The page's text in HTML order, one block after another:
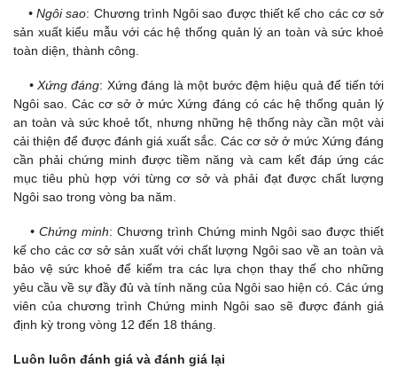
• Ngôi sao: Chương trình Ngôi sao được thiết kế cho các cơ sở
sản xuất kiểu mẫu với các hệ thống quản lý an toàn và sức khoẻ
toàn diện, thành công.
• Xứng đáng: Xứng đáng là một bước đệm hiệu quả để tiến tới
Ngôi sao. Các cơ sở ở mức Xứng đáng có các hệ thống quản lý
an toàn và sức khoẻ tốt, nhưng những hệ thống này cần một vài
cải thiện để được đánh giá xuất sắc. Các cơ sở ở mức Xứng đáng
cần phải chứng minh được tiềm năng và cam kết đáp ứng các
mục tiêu phù hợp với từng cơ sở và phải đạt được chất lượng
Ngôi sao trong vòng ba năm.
• Chứng minh: Chương trình Chứng minh Ngôi sao được thiết
kế cho các cơ sở sản xuất với chất lượng Ngôi sao về an toàn và
bảo vệ sức khoẻ để kiểm tra các lựa chọn thay thế cho những
yêu cầu về sự đầy đủ và tính năng của Ngôi sao hiện có. Các ứng
viên của chương trình Chứng minh Ngôi sao sẽ được đánh giá
định kỳ trong vòng 12 đến 18 tháng.
Luôn luôn đánh giá và đánh giá lại